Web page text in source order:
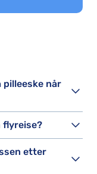
pilleeske når
flyreise?
etter